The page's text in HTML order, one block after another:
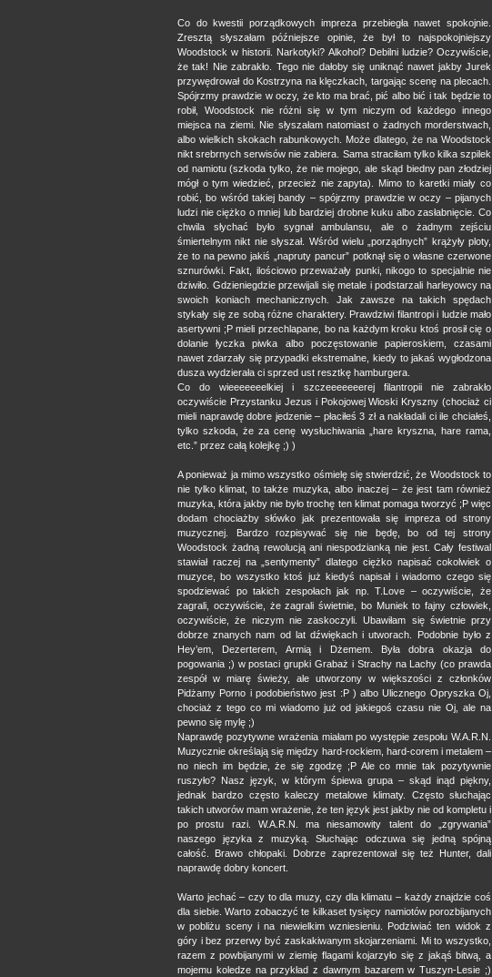
Co do kwestii porządkowych impreza przebiegła nawet spokojnie.
Zresztą słyszałam późniejsze opinie, że był to najspokojniejszy
Woodstock w historii. Narkotyki? Alkohol? Debilni ludzie? Oczywiście,
że tak! Nie zabrakło. Tego nie dałoby się uniknąć nawet jakby Jurek
przywędrował do Kostrzyna na klęczkach, targając scenę na plecach.
Spójrzmy prawdzie w oczy, że kto ma brać, pić albo bić i tak będzie to
robił, Woodstock nie różni się w tym niczym od każdego innego
miejsca na ziemi. Nie słyszałam natomiast o żadnych morderstwach,
albo wielkich skokach rabunkowych. Może dlatego, że na Woodstock
nikt srebrnych serwisów nie zabiera. Sama straciłam tylko kilka szpilek
od namiotu (szkoda tylko, że nie mojego, ale skąd biedny pan złodziej
mógł o tym wiedzieć, przecież nie zapyta). Mimo to karetki miały co
robić, bo wśród takiej bandy – spójrzmy prawdzie w oczy – pijanych
ludzi nie ciężko o mniej lub bardziej drobne kuku albo zasłabnięcie. Co
chwila słychać było sygnał ambulansu, ale o żadnym zejściu
śmiertelnym nikt nie słyszał. Wśród wielu „porządnych” krążyły ploty,
że to na pewno jakiś „napruty pancur” potknął się o własne czerwone
sznurówki. Fakt, ilościowo przeważały punki, nikogo to specjalnie nie
dziwiło. Gdzieniegdzie przewijali się metale i podstarzali harleyowcy na
swoich koniach mechanicznych. Jak zawsze na takich spędach
stykały się ze sobą różne charaktery. Prawdziwi filantropi i ludzie mało
asertywni ;P mieli przechlapane, bo na każdym kroku ktoś prosił cię o
dolanie łyczka piwka albo poczęstowanie papieroskiem, czasami
nawet zdarzały się przypadki ekstremalne, kiedy to jakaś wygłodzona
dusza wydzierała ci sprzed ust resztkę hamburgera.
Co do wieeeeeeelkiej i szczeeeeeeerej filantropii nie zabrakło
oczywiście Przystanku Jezus i Pokojowej Wioski Kryszny (chociaż ci
mieli naprawdę dobre jedzenie – płaciłeś 3 zł a nakładali ci ile chciałeś,
tylko szkoda, że za cenę wysłuchiwania „hare kryszna, hare rama,
etc.” przez całą kolejkę ;) )
A ponieważ ja mimo wszystko ośmielę się stwierdzić, że Woodstock to
nie tylko klimat, to także muzyka, albo inaczej – że jest tam również
muzyka, która jakby nie było trochę ten klimat pomaga tworzyć ;P więc
dodam chociażby słówko jak prezentowała się impreza od strony
muzycznej. Bardzo rozpisywać się nie będę, bo od tej strony
Woodstock żadną rewolucją ani niespodzianką nie jest. Cały festiwal
stawiał raczej na „sentymenty” dlatego ciężko napisać cokolwiek o
muzyce, bo wszystko ktoś już kiedyś napisał i wiadomo czego się
spodziewać po takich zespołach jak np. T.Love – oczywiście, że
zagrali, oczywiście, że zagrali świetnie, bo Muniek to fajny człowiek,
oczywiście, że niczym nie zaskoczyli. Ubawiłam się świetnie przy
dobrze znanych nam od lat dźwiękach i utworach. Podobnie było z
Hey’em, Dezerterem, Armią i Dżemem. Była dobra okazja do
pogowania ;) w postaci grupki Grabaż i Strachy na Lachy (co prawda
zespół w miarę świeży, ale utworzony w większości z członków
Pidżamy Porno i podobieństwo jest :P ) albo Ulicznego Opryszka Oj,
chociaż z tego co mi wiadomo już od jakiegoś czasu nie Oj, ale na
pewno się mylę ;)
Naprawdę pozytywne wrażenia miałam po występie zespołu W.A.R.N.
Muzycznie określają się między hard-rockiem, hard-corem i metalem –
no niech im będzie, że się zgodzę ;P Ale co mnie tak pozytywnie
ruszyło? Nasz język, w którym śpiewa grupa – skąd inąd piękny,
jednak bardzo często kaleczy metalowe klimaty. Często słuchając
takich utworów mam wrażenie, że ten język jest jakby nie od kompletu i
po prostu razi. W.A.R.N. ma niesamowity talent do „zgrywania”
naszego języka z muzyką. Słuchając odczuwa się jedną spójną
całość. Brawo chłopaki. Dobrze zaprezentował się też Hunter, dali
naprawdę dobry koncert.
Warto jechać – czy to dla muzy, czy dla klimatu – każdy znajdzie coś
dla siebie. Warto zobaczyć te kilkaset tysięcy namiotów porozbijanych
w pobliżu sceny i na niewielkim wzniesieniu. Podziwiać ten widok z
góry i bez przerwy być zaskakiwanym skojarzeniami. Mi to wszystko,
razem z powbijanymi w ziemię flagami kojarzyło się z jakąś bitwą, a
mojemu koledze na przykład z dawnym bazarem w Tuszyn-Lesie ;)